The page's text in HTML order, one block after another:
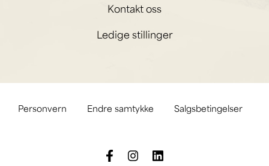
Kontakt oss
Ledige stillinger
Personvern Endre samtykke Salgsbetingelser